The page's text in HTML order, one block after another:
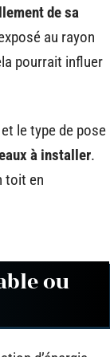
de sa
au rayon
pourrait influer
le type de pose
à installer.
toit en
ou